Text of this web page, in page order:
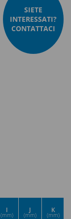
SIETE
INTERESSATI?
CONTATTACI
I
(mm)
J
(mm)
K
(mm)